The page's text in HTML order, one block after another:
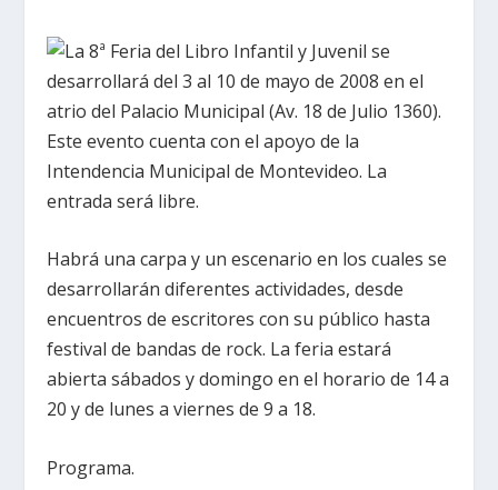
La 8ª Feria del Libro Infantil y Juvenil se
desarrollará del 3 al 10 de mayo de 2008 en el
atrio del Palacio Municipal (Av. 18 de Julio 1360).
Este evento cuenta con el apoyo de la
Intendencia Municipal de Montevideo. La
entrada será libre.
Habrá una carpa y un escenario en los cuales se
desarrollarán diferentes actividades, desde
encuentros de escritores con su público hasta
festival de bandas de rock. La feria estará
abierta sábados y domingo en el horario de 14 a
20 y de lunes a viernes de 9 a 18.
Programa.